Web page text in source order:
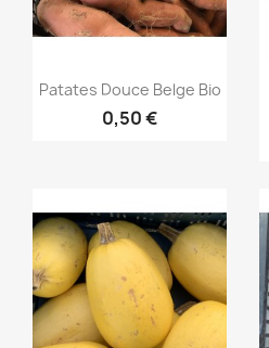
Aperçu rapide
Patates Douce Belge Bio
0,50 €